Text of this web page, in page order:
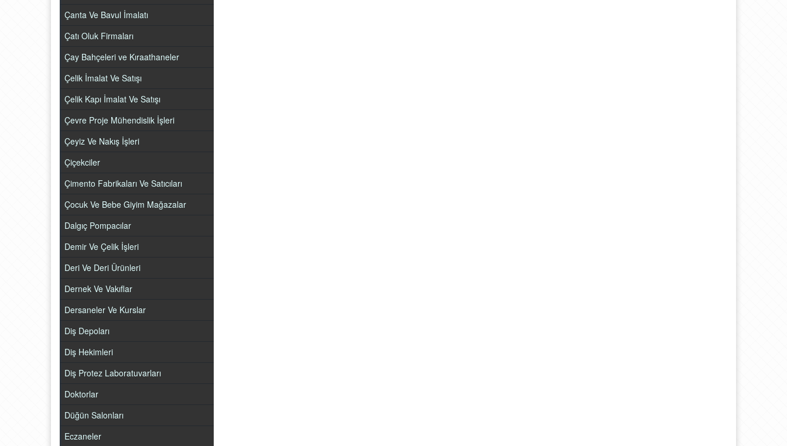
Çanta Ve Bavul İmalatı
Çatı Oluk Firmaları
Çay Bahçeleri ve Kıraathaneler
Çelik İmalat Ve Satışı
Çelik Kapı İmalat Ve Satışı
Çevre Proje Mühendislik İşleri
Çeyiz Ve Nakış İşleri
Çiçekciler
Çimento Fabrikaları Ve Satıcıları
Çocuk Ve Bebe Giyim Mağazalar
Dalgıç Pompacılar
Demir Ve Çelik İşleri
Deri Ve Deri Ürünleri
Dernek Ve Vakıflar
Dersaneler Ve Kurslar
Diş Depoları
Diş Hekimleri
Diş Protez Laboratuvarları
Doktorlar
Düğün Salonları
Eczaneler